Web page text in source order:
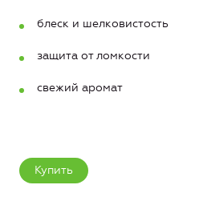
блеск и шелковистость
защита от ломкости
свежий аромат
Купить